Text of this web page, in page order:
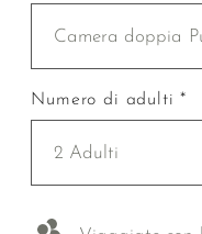
Camera doppia
Numero di adulti *
2 Adulti